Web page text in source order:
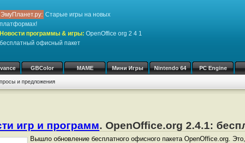
ЭмуПланет.ру: Старые игры на новых
платформах!
Новости программы & игры: OpenOffice org 2 4 1
бесплатный офисный пакет
GBColor MAME Мини Игры Nintendo 64 PC Engine
и предложения
игр и программ. OpenOffice.org 2.4.1:
Вышло обновление бесплатного офисного пакета OpenOffice.org.